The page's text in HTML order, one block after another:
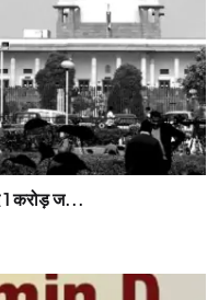
1 करोड़ ज...